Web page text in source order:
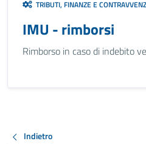
TRIBUTI, FINANZE E
IMU - rimborsi
Rimborso in caso di indebito
Indietro